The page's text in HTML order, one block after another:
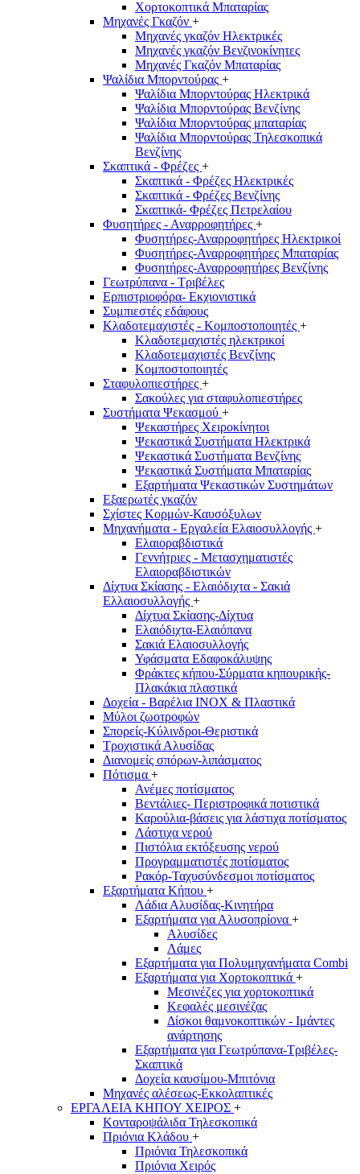
Χορτοκοπτικά Μπαταρίας
Μηχανές Γκαζόν +
Μηχανές γκαζόν Ηλεκτρικές
Μηχανές γκαζόν Βενζινοκίνητες
Μηχανές Γκαζόν Μπαταρίας
Ψαλίδια Μπορντούρας +
Ψαλίδια Μπορντούρας Hλεκτρικά
Ψαλίδια Μπορντούρας Βενζίνης
Ψαλίδια Μπορντούρας μπαταρίας
Ψαλίδια Μπορντούρας Τηλεσκοπικά
Βενζίνης
Σκαπτικά - Φρέζες +
Σκαπτικά - Φρέζες Ηλεκτρικές
Σκαπτικά - Φρέζες Βενζίνης
Σκαπτικά- Φρέζες Πετρελαίου
Φυσητήρες - Αναρροφητήρες +
Φυσητήρες-Αναρροφητήρες Ηλεκτρικοί
Φυσητήρες-Αναρροφητήρες Μπαταρίας
Φυσητήρες-Αναρροφητήρες Βενζίνης
Γεωτρύπανα - Τριβέλες
Ερπιστριοφόρα- Εκχιονιστικά
Συμπιεστές εδάφους
Κλαδοτεμαχιστές - Κομποστοποιητές +
Κλαδοτεμαχιστές ηλεκτρικοί
Κλαδοτεμαχιστές Βενζίνης
Κομποστοποιητές
Σταφυλοπιεστήρες +
Σακούλες για σταφυλοπιεστήρες
Συστήματα Ψεκασμού +
Ψεκαστήρες Χειροκίνητοι
Ψεκαστικά Συστήματα Ηλεκτρικά
Ψεκαστικά Συστήματα Βενζίνης
Ψεκαστικά Συστήματα Μπαταρίας
Εξαρτήματα Ψεκαστικών Συστημάτων
Εξαερωτές γκαζόν
Σχίστες Κορμών-Καυσόξυλων
Μηχανήματα - Εργαλεία Ελαιοσυλλογής +
Ελαιοραβδιστικά
Γεννήτριες - Μετασχηματιστές
Ελαιοραβδιστικών
Δίχτυα Σκίασης - Ελαιόδιχτα - Σακιά
Ελλαιοσυλλογής +
Δίχτυα Σκίασης-Δίχτυα
Ελαιόδιχτα-Ελαιόπανα
Σακιά Ελαιοσυλλογής
Υφάσματα Εδαφοκάλυψης
Φράκτες κήπου-Σύρματα κηπουρικής-
Πλακάκια πλαστικά
Δοχεία - Βαρέλια INOX & Πλαστικά
Μύλοι ζωοτροφών
Σπορείς-Κύλινδροι-Θεριστικά
Τροχιστικά Αλυσίδας
Διανομείς σπόρων-λιπάσματος
Πότισμα +
Ανέμες ποτίσματος
Βεντάλιες- Περιστροφικά ποτιστικά
Καρούλια-βάσεις για λάστιχα ποτίσματος
Λάστιχα νερού
Πιστόλια εκτόξευσης νερού
Προγραμματιστές ποτίσματος
Ρακόρ-Ταχυσύνδεσμοι ποτίσματος
Εξαρτήματα Κήπου +
Λάδια Αλυσίδας-Κινητήρα
Εξαρτήματα για Αλυσοπρίονα +
Αλυσίδες
Λάμες
Εξαρτήματα για Πολυμηχανήματα Combi
Εξαρτήματα για Χορτοκοπτικά +
Μεσινέζες για χορτοκοπτικά
Κεφαλές μεσινέζας
Δίσκοι θαμνοκοπτικών - Ιμάντες
ανάρτησης
Εξαρτήματα για Γεωτρύπανα-Τριβέλες-
Σκαπτικά
Δοχεία καυσίμου-Μπιτόνια
Μηχανές αλέσεως-Εκκολαπτικές
ΕΡΓΑΛΕΙΑ ΚΗΠΟΥ ΧΕΙΡΟΣ +
Κονταροψάλιδα Τηλεσκοπικά
Πριόνια Κλάδου +
Πριόνια Τηλεσκοπικά
Πριόνια Χειρός